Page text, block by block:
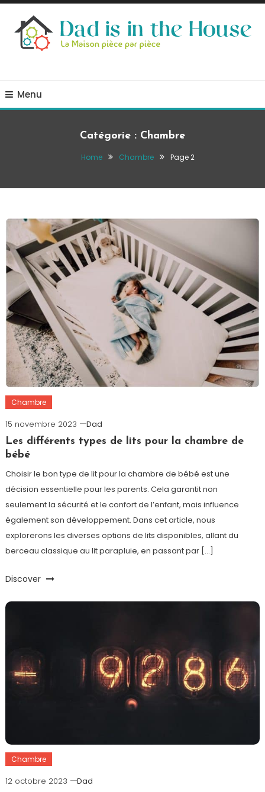
Skip
Content
Menu
Catégorie : Chambre
Home Chambre Page 2
Chambre
15 novembre 2023
Dad
Les différents types de lits pour la chambre de
bébé
Choisir le bon type de lit pour la chambre de bébé est une
décision essentielle pour les parents. Cela garantit non
seulement la sécurité et le confort de l’enfant, mais influence
également son développement. Dans cet article, nous
explorerons les diverses options de lits disponibles, allant du
berceau classique au lit parapluie, en passant par […]
Discover
Chambre
12 octobre 2023
Dad